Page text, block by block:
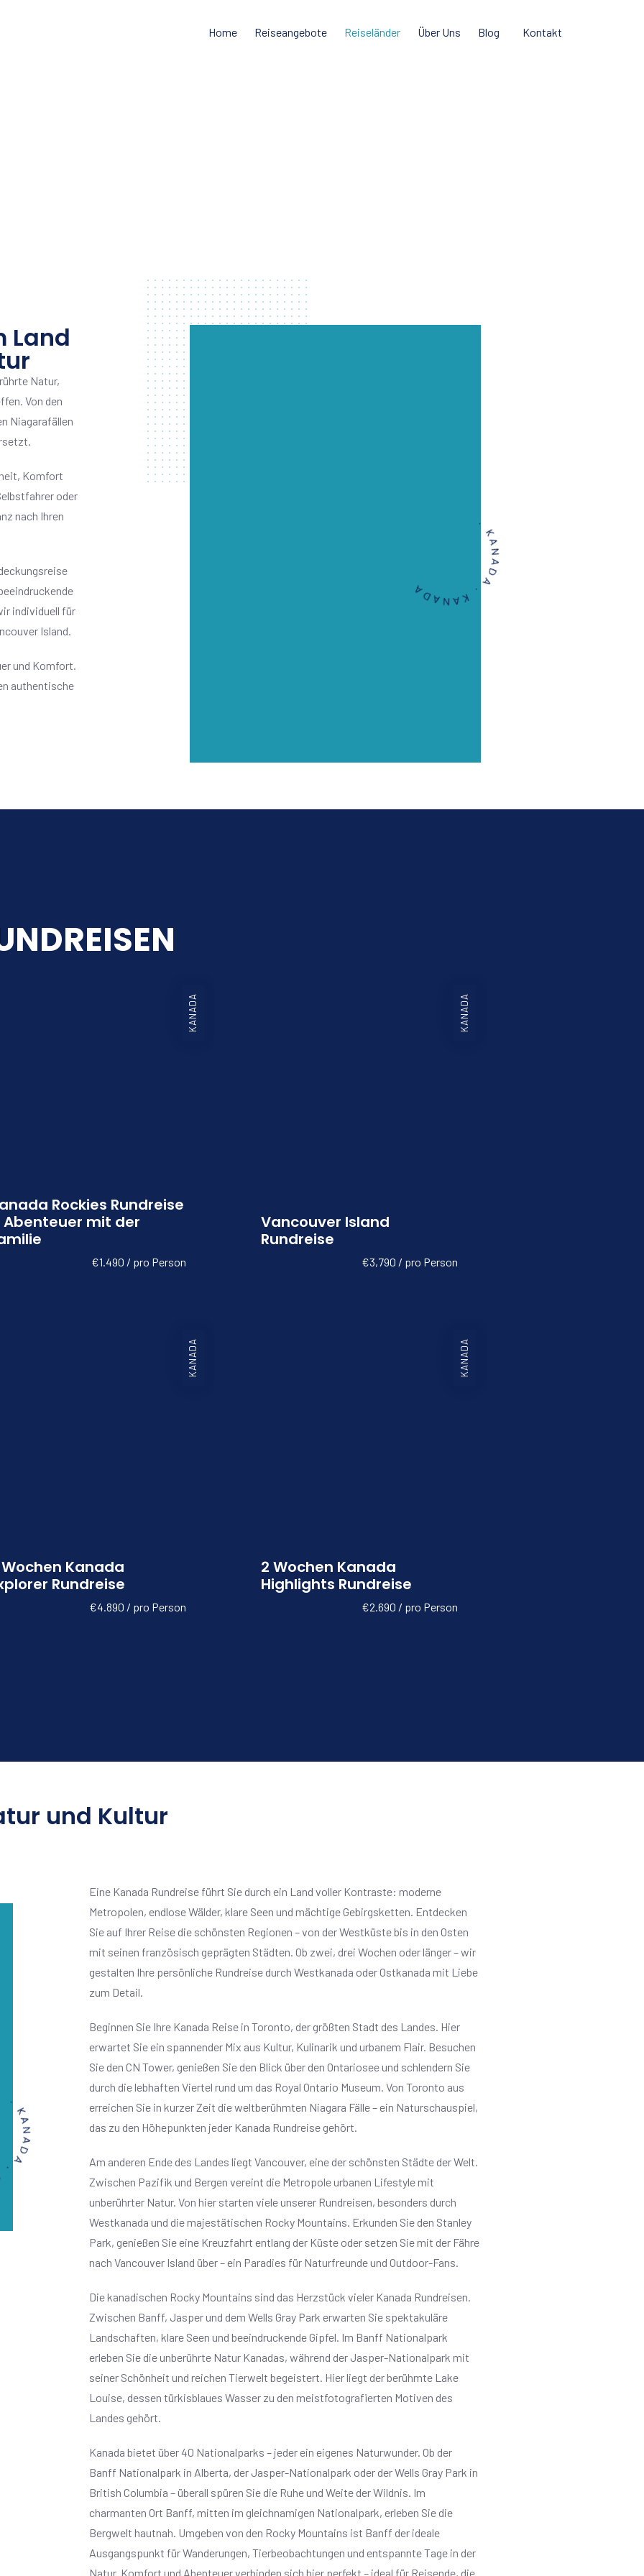
Home Reiseangebote Reiseländer Über Uns Blog Kontakt
Land
Natur,
Von den
Niagarafällen
Komfort
oder
nach Ihren
individuell für
Island.
und Komfort.
authentische
. KANADA . KANADA
KANADA
Rockies Rundreise
Abenteuer mit der
€1.490 / pro Person
KANADA
Vancouver Island
Rundreise
€3,790 / pro Person
KANADA
Kanada
Rundreise
€4.890 / pro Person
KANADA
2 Wochen Kanada
Highlights Rundreise
€2.690 / pro Person
und Kultur
. KANADA . KANADA
Eine Kanada Rundreise führt Sie durch ein Land voller Kontraste: moderne
Metropolen, endlose Wälder, klare Seen und mächtige Gebirgsketten. Entdecken
Sie auf Ihrer Reise die schönsten Regionen – von der Westküste bis in den Osten
mit seinen französisch geprägten Städten. Ob zwei, drei Wochen oder länger – wir
gestalten Ihre persönliche Rundreise durch Westkanada oder Ostkanada mit Liebe
zum Detail.
Beginnen Sie Ihre Kanada Reise in Toronto, der größten Stadt des Landes. Hier
erwartet Sie ein spannender Mix aus Kultur, Kulinarik und urbanem Flair. Besuchen
Sie den CN Tower, genießen Sie den Blick über den Ontariosee und schlendern Sie
durch die lebhaften Viertel rund um das Royal Ontario Museum. Von Toronto aus
erreichen Sie in kurzer Zeit die weltberühmten Niagara Fälle – ein Naturschauspiel,
das zu den Höhepunkten jeder Kanada Rundreise gehört.
Am anderen Ende des Landes liegt Vancouver, eine der schönsten Städte der Welt.
Zwischen Pazifik und Bergen vereint die Metropole urbanen Lifestyle mit
unberührter Natur. Von hier starten viele unserer Rundreisen, besonders durch
Westkanada und die majestätischen Rocky Mountains. Erkunden Sie den Stanley
Park, genießen Sie eine Kreuzfahrt entlang der Küste oder setzen Sie mit der Fähre
nach Vancouver Island über – ein Paradies für Naturfreunde und Outdoor-Fans.
Die kanadischen Rocky Mountains sind das Herzstück vieler Kanada Rundreisen.
Zwischen Banff, Jasper und dem Wells Gray Park erwarten Sie spektakuläre
Landschaften, klare Seen und beeindruckende Gipfel. Im Banff Nationalpark
erleben Sie die unberührte Natur Kanadas, während der Jasper-Nationalpark mit
seiner Schönheit und reichen Tierwelt begeistert. Hier liegt der berühmte Lake
Louise, dessen türkisblaues Wasser zu den meistfotografierten Motiven des
Landes gehört.
Kanada bietet über 40 Nationalparks – jeder ein eigenes Naturwunder. Ob der
Banff Nationalpark in Alberta, der Jasper-Nationalpark oder der Wells Gray Park in
British Columbia – überall spüren Sie die Ruhe und Weite der Wildnis. Im
charmanten Ort Banff, mitten im gleichnamigen Nationalpark, erleben Sie die
Bergwelt hautnah. Umgeben von den Rocky Mountains ist Banff der ideale
Ausgangspunkt für Wanderungen, Tierbeobachtungen und entspannte Tage in der
Natur. Komfort und Abenteuer verbinden sich hier perfekt – ideal für Reisende, die